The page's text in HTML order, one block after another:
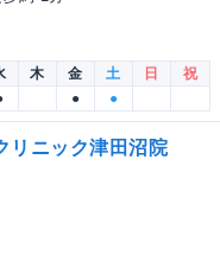
木 金 土 日
祝
● ●
リニック津田沼院